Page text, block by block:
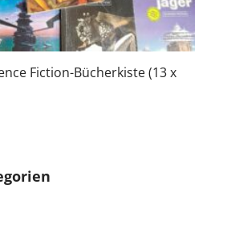
Fiction-Bücherkiste (13 x